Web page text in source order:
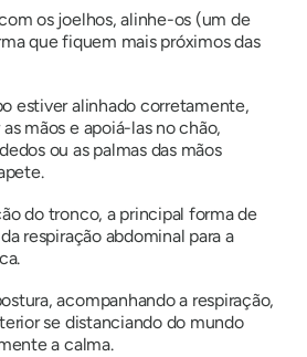
os joelhos, alinhe-os (um de
que fiquem mais próximos das
estiver alinhado corretamente,
mãos e apoiá-las no chão,
ou as palmas das mãos
do tronco, a principal forma de
respiração abdominal para a
acompanhando a respiração,
se distanciando do mundo
a calma.